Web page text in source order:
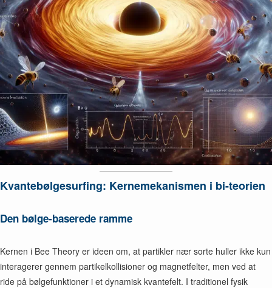
Kvantebølgesurfing: Kernemekanismen i bi-teorien
Den bølge-baserede ramme
Kernen i Bee Theory er ideen om, at partikler nær sorte huller ikke kun
interagerer gennem partikelkollisioner og magnetfelter, men ved at
ride på bølgefunktioner i et dynamisk kvantefelt. I traditionel fysik